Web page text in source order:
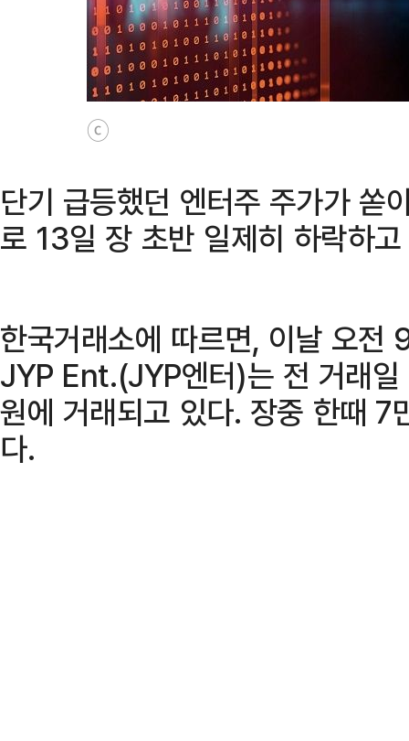
ⓒ
단기 급등했던 엔터주 주가가 쏟
로 13일 장 초반 일제히 하락하
한국거래소에 따르면, 이날 오
JYP Ent.(JYP엔터)는 전 거래
원에 거래되고 있다. 장중 한때
다.